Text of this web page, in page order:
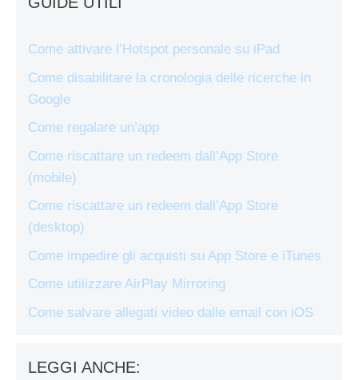
Come attivare l’Hotspot personale su iPad
Come disabilitare la cronologia delle ricerche in
Google
Come regalare un’app
Come riscattare un redeem dall’App Store
(mobile)
Come riscattare un redeem dall’App Store
(desktop)
Come impedire gli acquisti su App Store e iTunes
Come utilizzare AirPlay Mirroring
Come salvare allegati video dalle email con iOS
LEGGI ANCHE: